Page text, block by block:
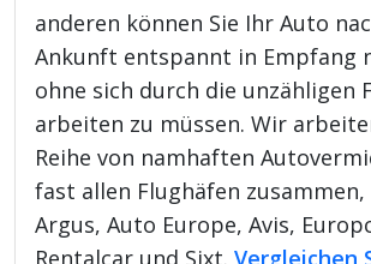
anderen können Sie Ihr Auto
Ankunft entspannt in Empfang
ohne sich durch die unzähligen
arbeiten zu müssen. Wir
Reihe von namhaften
fast allen Flughäfen
Argus, Auto Europe, Avis,
Rentalcar und Sixt.Vergleichen